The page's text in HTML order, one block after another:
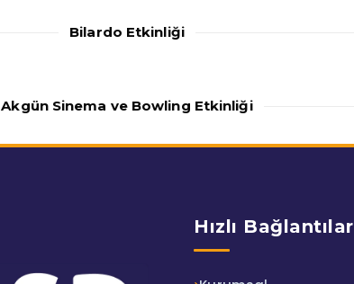
Bilardo Etkinliği
Akgün Sinema ve Bowling Etkinliği
Hızlı Bağlantılar